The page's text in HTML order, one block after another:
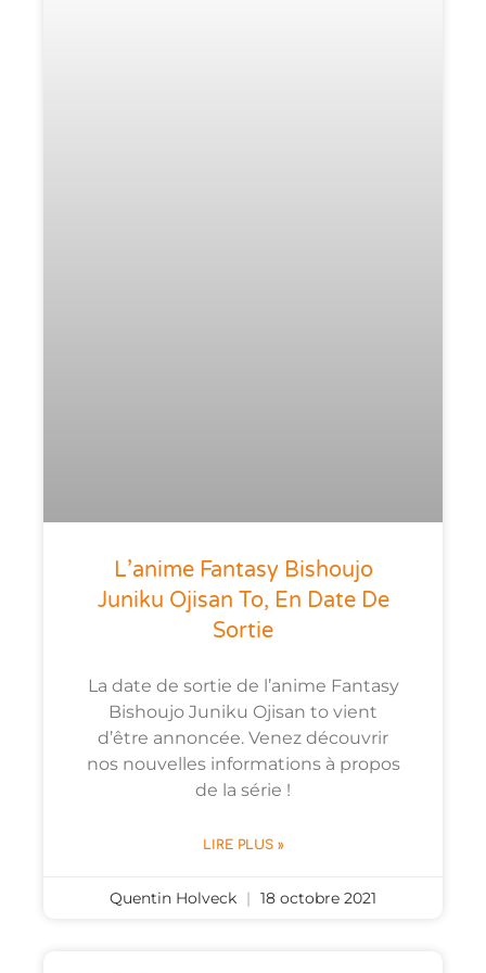
L’anime Fantasy Bishoujo
Juniku Ojisan To, En Date De
Sortie
La date de sortie de l’anime Fantasy
Bishoujo Juniku Ojisan to vient
d’être annoncée. Venez découvrir
nos nouvelles informations à propos
de la série !
LIRE PLUS »
Quentin Holveck 18 octobre 2021